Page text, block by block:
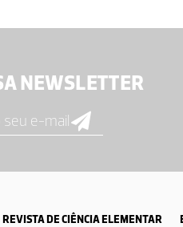
NEWSLETTER
REVISTA DE CIÊNCIA ELEMENTAR